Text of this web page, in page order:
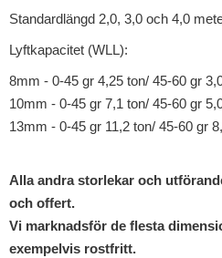
Standardlängd 2,0, 3,0 och 4,0
Lyftkapacitet (WLL):
8mm - 0-45 gr 4,25 ton/ 45-60 gr
10mm - 0-45 gr 7,1 ton/ 45-60 gr
13mm - 0-45 gr 11,2 ton/ 45-60 gr
Alla andra storlekar och
och offert.
Vi marknadsför de flesta
exempelvis rostfritt.